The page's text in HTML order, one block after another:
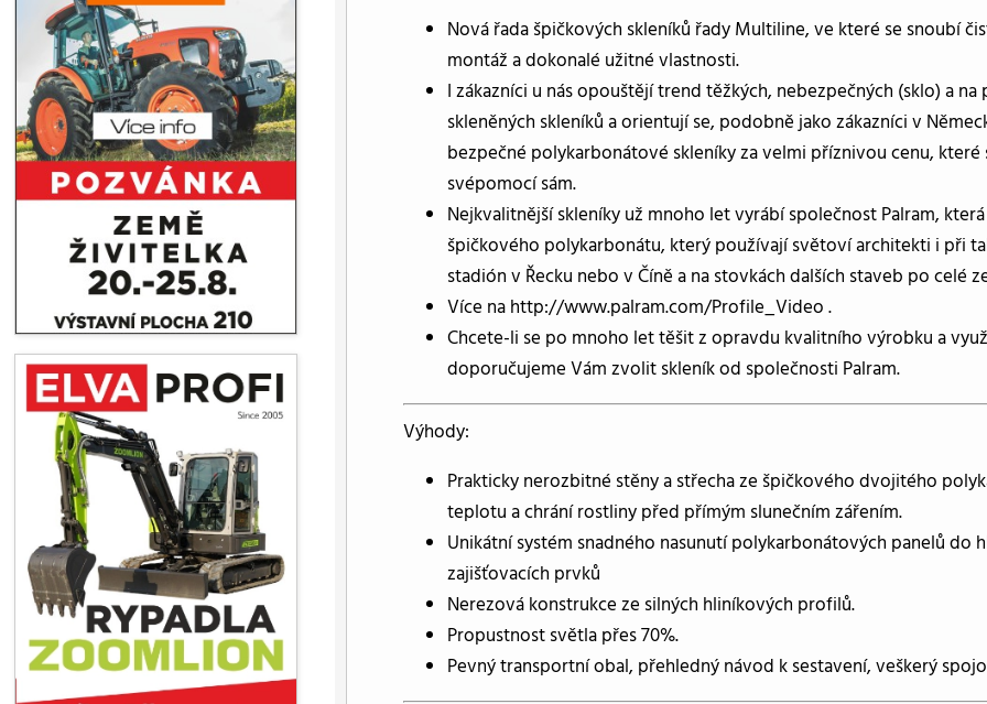
Nová řada špičkových skleníků řady Multiline, ve které se snoubí
montáž a dokonalé užitné vlastnosti.
I zákazníci u nás opouštějí trend těžkých, nebezpečných (sklo) a
skleněných skleníků a orientují se, podobně jako zákazníci v
bezpečné polykarbonátové skleníky za velmi příznivou cenu,
svépomocí sám.
Nejkvalitnější skleníky už mnoho let vyrábí společnost Palram,
špičkového polykarbonátu, který používají světoví architekti i při
stadión v Řecku nebo v Číně a na stovkách dalších staveb po celé
Více na http://www.palram.com/Profile_Video .
Chcete-li se po mnoho let těšit z opravdu kvalitního výrobku a
doporučujeme Vám zvolit skleník od společnosti Palram.
Výhody:
Prakticky nerozbitné stěny a střecha ze špičkového dvojitého
teplotu a chrání rostliny před přímým slunečním zářením.
Unikátní systém snadného nasunutí polykarbonátových panelů
zajišťovacích prvků
Nerezová konstrukce ze silných hliníkových profilů.
Propustnost světla přes 70%.
Pevný transportní obal, přehledný návod k sestavení, veškerý